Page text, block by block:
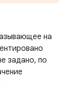
на
задано, по